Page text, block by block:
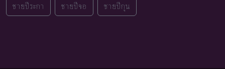
ชายปีระกา ชายปีจอ ชายปีกุน